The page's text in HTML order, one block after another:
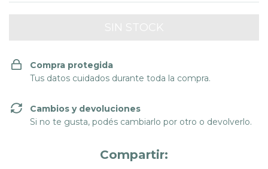
Compra protegida
Tus datos cuidados durante toda la compra.
Cambios y devoluciones
Si no te gusta, podés cambiarlo por otro o devolverlo.
Compartir: